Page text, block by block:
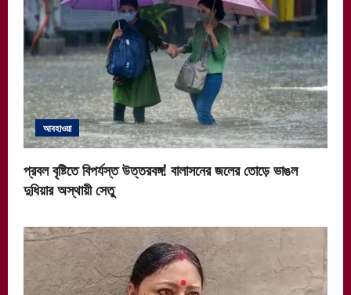
আবহাওয়া
প্রবল বৃষ্টিতে বিপর্যস্ত উত্তরবঙ্গ! বালাসনের জলের তোড়ে ভাঙল
দুধিয়ার অস্থায়ী সেতু